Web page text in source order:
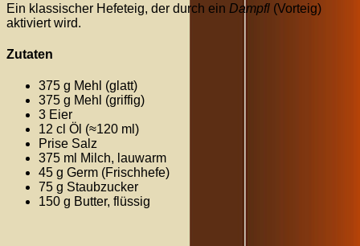
Ein klassischer Hefeteig, der durch ein Dampfl (Vorteig)
aktiviert wird.
Zutaten
375 g Mehl (glatt)
375 g Mehl (griffig)
3 Eier
12 cl Öl (≈120 ml )
Prise Salz
375 ml Milch, lauwarm
45 g Germ (Frischhefe)
75 g Staubzucker
150 g Butter, flüssig